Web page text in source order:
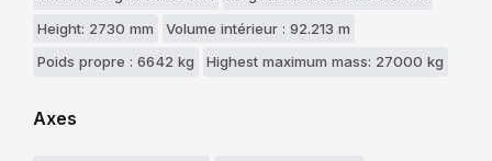
Height: 2730 mm
Volume intérieur : 92.213 m
Poids propre : 6642 kg
Highest maximum mass: 27000 kg
Axes